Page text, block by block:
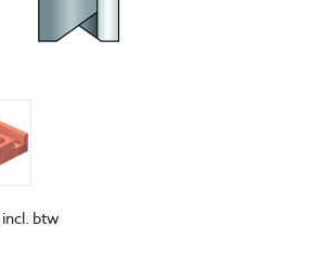
incl. btw